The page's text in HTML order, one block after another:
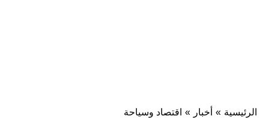
الرئيسية » أخبار » اقتصاد وسياحة